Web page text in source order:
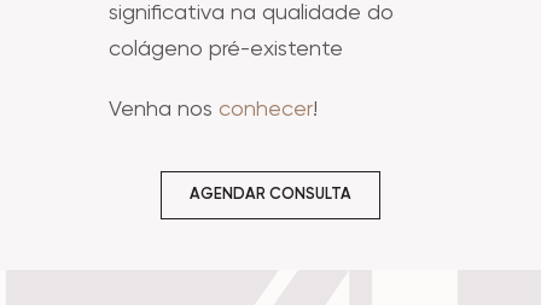
significativa na qualidade do
colágeno pré-existente
Venha nos conhecer!
AGENDAR CONSULTA